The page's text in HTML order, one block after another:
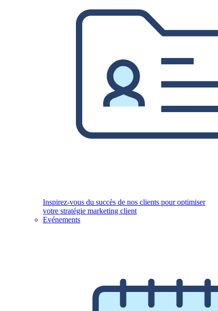
Inspirez-vous du succès de nos clients pour optimiser
votre stratégie marketing client
Evénements